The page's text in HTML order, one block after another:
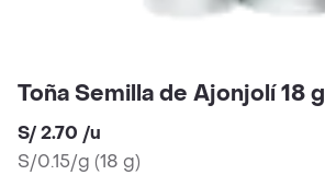
Toña Semilla de Ajonjolí 18 g
S/ 2.70 /u
S/0.15/g (18 g)